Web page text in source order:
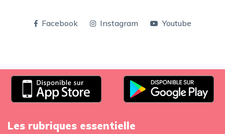
Facebook Instagram Youtube
Les rubriques essentielle